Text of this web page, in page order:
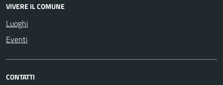
VIVERE IL COMUNE
Luoghi
Eventi
CONTATTI